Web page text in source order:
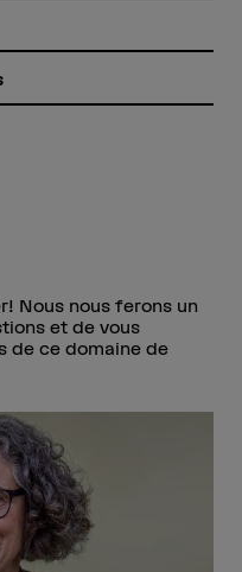
Nous nous ferons un
et de vous
de ce domaine de